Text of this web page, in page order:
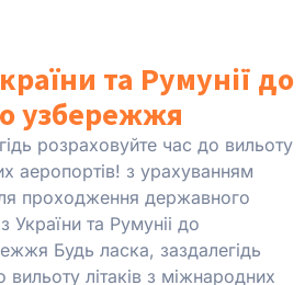
та Румунії до
узбережжя
розраховуйте час до вильоту
аеропортів! з урахуванням
проходження державного
та Румуніі до
Будь ласка, заздалегідь
літаків з міжнародних